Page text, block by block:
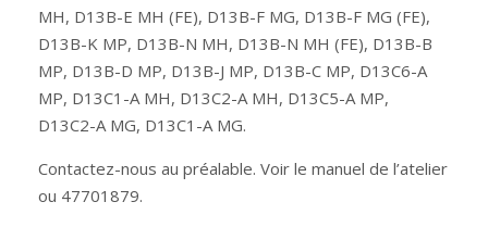
MH, D13B-E MH (FE), D13B-F MG, D13B-F MG (FE),
D13B-K MP, D13B-N MH, D13B-N MH (FE), D13B-B
MP, D13B-D MP, D13B-J MP, D13B-C MP, D13C6-A
MP, D13C1-A MH, D13C2-A MH, D13C5-A MP,
D13C2-A MG, D13C1-A MG.
Contactez-nous au préalable. Voir le manuel de l’atelier
ou 47701879.